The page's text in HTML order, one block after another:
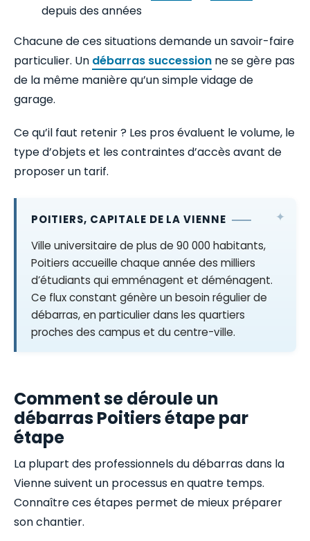
depuis des années
Chacune de ces situations demande un savoir-faire
particulier. Un débarras succession ne se gère pas
de la même manière qu’un simple vidage de
garage.
Ce qu’il faut retenir ? Les pros évaluent le volume, le
type d’objets et les contraintes d’accès avant de
proposer un tarif.
POITIERS, CAPITALE DE LA VIENNE
Ville universitaire de plus de 90 000 habitants,
Poitiers accueille chaque année des milliers
d’étudiants qui emménagent et déménagent.
Ce flux constant génère un besoin régulier de
débarras, en particulier dans les quartiers
proches des campus et du centre-ville.
Comment se déroule un
débarras Poitiers étape par
étape
La plupart des professionnels du débarras dans la
Vienne suivent un processus en quatre temps.
Connaître ces étapes permet de mieux préparer
son chantier.